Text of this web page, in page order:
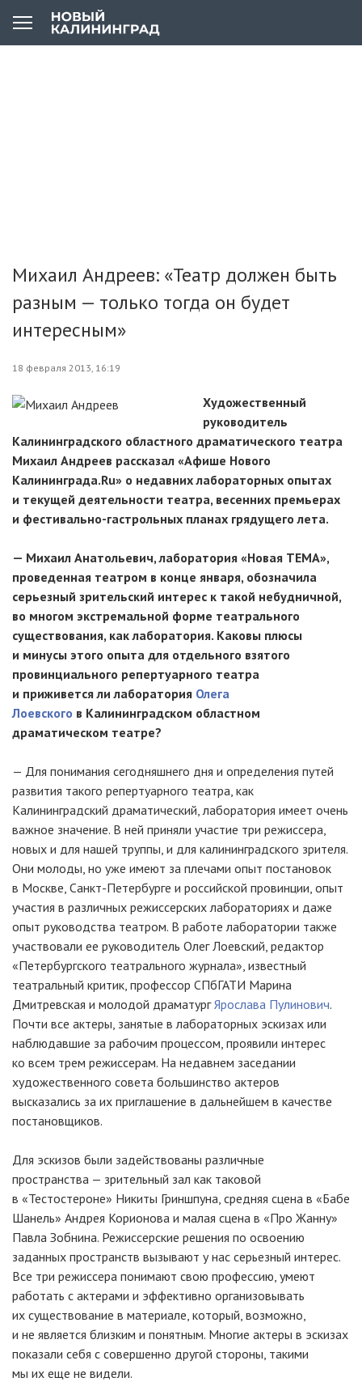
Михаил Андреев: «Театр должен быть
разным — только тогда он будет
интересным»
18 февраля 2013, 16:19
Художественный
руководитель
Калининградского областного драматического театра
Михаил Андреев рассказал «Афише Нового
Калининграда.Ru» о недавних лабораторных опытах
и текущей деятельности театра, весенних премьерах
и фестивально-гастрольных планах грядущего лета.
— Михаил Анатольевич, лаборатория «Новая ТЕМА»,
проведенная театром в конце января, обозначила
серьезный зрительский интерес к такой небудничной,
во многом экстремальной форме театрального
существования, как лаборатория. Каковы плюсы
и минусы этого опыта для отдельного взятого
провинциального репертуарного театра
и приживется ли лаборатория Олега
Лоевского в Калининградском областном
драматическом театре?
— Для понимания сегодняшнего дня и определения путей
развития такого репертуарного театра, как
Калининградский драматический, лаборатория имеет очень
важное значение. В ней приняли участие три режиссера,
новых и для нашей труппы, и для калининградского зрителя.
Они молоды, но уже имеют за плечами опыт постановок
в Москве, Санкт-Петербурге и российской провинции, опыт
участия в различных режиссерских лабораториях и даже
опыт руководства театром. В работе лаборатории также
участвовали ее руководитель Олег Лоевский, редактор
«Петербургского театрального журнала», известный
театральный критик, профессор СПбГАТИ Марина
Дмитревская и молодой драматургЯрослава Пулинович.
Почти все актеры, занятые в лабораторных эскизах или
наблюдавшие за рабочим процессом, проявили интерес
ко всем трем режиссерам. На недавнем заседании
художественного совета большинство актеров
высказались за их приглашение в дальнейшем в качестве
постановщиков.
Для эскизов были задействованы различные
пространства — зрительный зал как таковой
в «Тестостероне» Никиты Гриншпуна, средняя сцена в «Бабе
Шанель» Андрея Корионова и малая сцена в «Про Жанну»
Павла Зобнина. Режиссерские решения по освоению
заданных пространств вызывают у нас серьезный интерес.
Все три режиссера понимают свою профессию, умеют
работать с актерами и эффективно организовывать
их существование в материале, который, возможно,
и не является близким и понятным. Многие актеры в эскизах
показали себя с совершенно другой стороны, такими
мы их еще не видели.